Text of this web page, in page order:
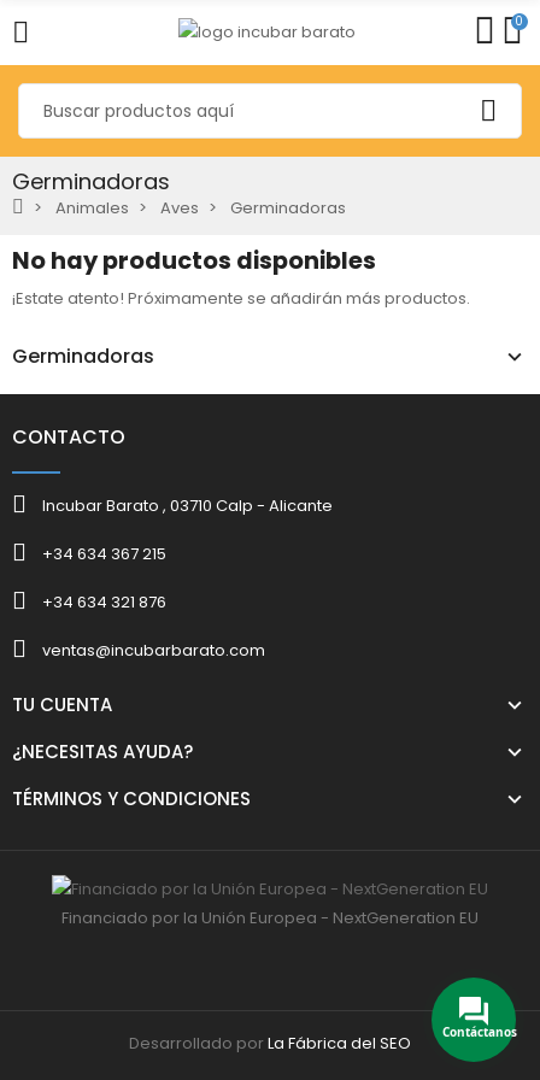
0
Germinadoras
Animales Aves Germinadoras
Germinadoras
No hay productos disponibles
¡Estate atento! Próximamente se añadirán más productos.
Contáctanos
CONTACTO
Incubar Barato , 03710 Calp - Alicante
+34 634 367 215
+34 634 321 876
ventas@incubarbarato.com
TU CUENTA
¿NECESITAS AYUDA?
TÉRMINOS Y CONDICIONES
Financiado por la Unión Europea - NextGeneration EU
Desarrollado porLa Fábrica del SEO